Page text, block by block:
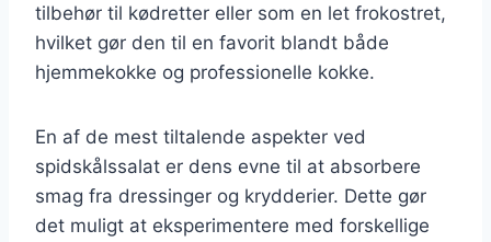
tilbehør til kødretter eller som en let frokostret,
hvilket gør den til en favorit blandt både
hjemmekokke og professionelle kokke.
En af de mest tiltalende aspekter ved
spidskålssalat er dens evne til at absorbere
smag fra dressinger og krydderier. Dette gør
det muligt at eksperimentere med forskellige